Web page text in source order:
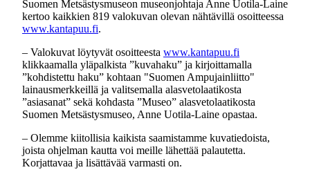
Suomen Metsästysmuseon museonjohtaja Anne Uotila-Laine
kertoo kaikkien 819 valokuvan olevan nähtävillä osoitteessa
www.kantapuu.fi.
– Valokuvat löytyvät osoitteesta www.kantapuu.fi
klikkaamalla yläpalkista ”kuvahaku” ja kirjoittamalla
”kohdistettu haku” kohtaan "Suomen Ampujainliitto"
lainausmerkkeillä ja valitsemalla alasvetolaatikosta
”asiasanat” sekä kohdasta ”Museo” alasvetolaatikosta
Suomen Metsästysmuseo, Anne Uotila-Laine opastaa.
– Olemme kiitollisia kaikista saamistamme kuvatiedoista,
joista ohjelman kautta voi meille lähettää palautetta.
Korjattavaa ja lisättävää varmasti on.